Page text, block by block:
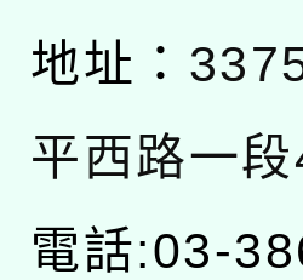
地址：
平西路一
電話:03-